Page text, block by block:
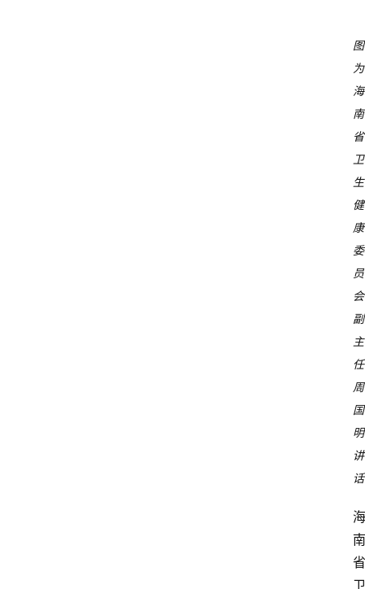
图
为
海
南
省
卫
生
健
康
委
员
会
副
主
任
周
国
明
讲
话
海
南
省
卫